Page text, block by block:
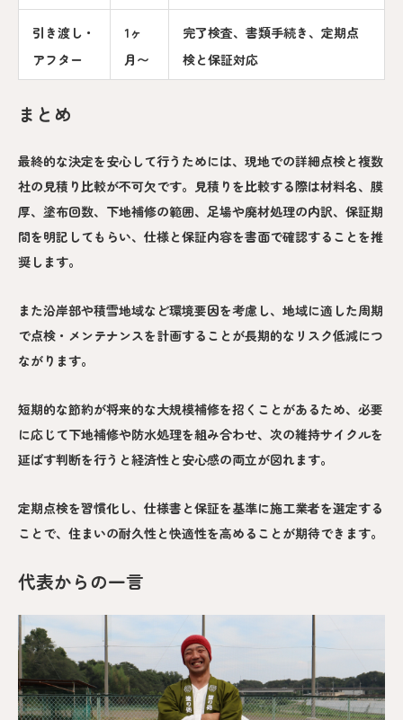
引き渡し・
アフター
1ヶ
月〜
完了検査、書類手続き、定期点
検と保証対応
まとめ
最終的な決定を安心して行うためには、現地での詳細点検と複数
社の見積り比較が不可欠です。見積りを比較する際は材料名、膜
厚、塗布回数、下地補修の範囲、足場や廃材処理の内訳、保証期
間を明記してもらい、仕様と保証内容を書面で確認することを推
奨します。
また沿岸部や積雪地域など環境要因を考慮し、地域に適した周期
で点検・メンテナンスを計画することが長期的なリスク低減につ
ながります。
短期的な節約が将来的な大規模補修を招くことがあるため、必要
に応じて下地補修や防水処理を組み合わせ、次の維持サイクルを
延ばす判断を行うと経済性と安心感の両立が図れます。
定期点検を習慣化し、仕様書と保証を基準に施工業者を選定する
ことで、住まいの耐久性と快適性を高めることが期待できます。
代表からの一言